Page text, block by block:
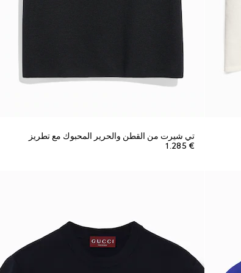
تي شيرت من القطن والحرير المحبوك مع تطريز
€ 1.285